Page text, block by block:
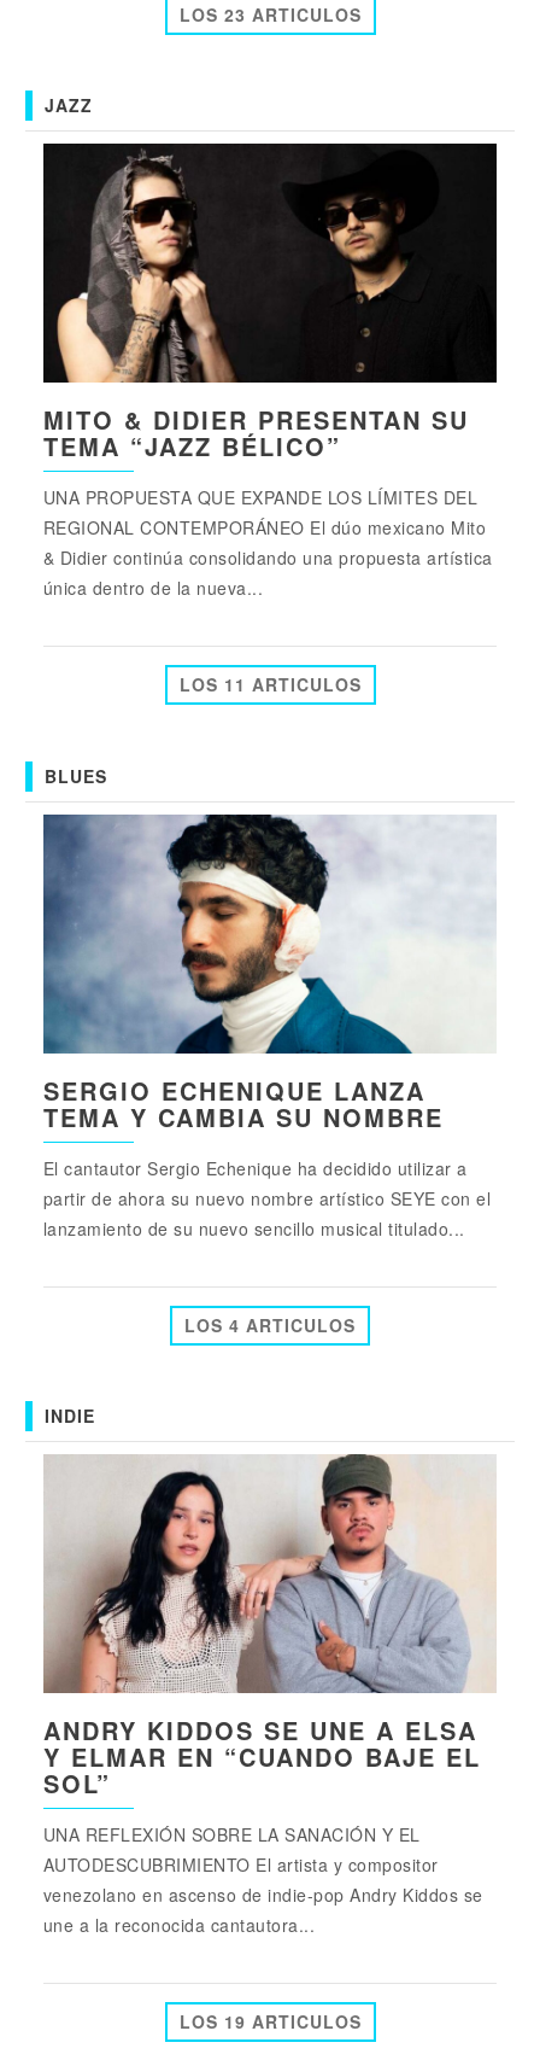
LOS 23 ARTICULOS
JAZZ
MITO & DIDIER PRESENTAN SU
TEMA “JAZZ BÉLICO”
UNA PROPUESTA QUE EXPANDE LOS LÍMITES DEL
REGIONAL CONTEMPORÁNEO El dúo mexicano Mito
& Didier continúa consolidando una propuesta artística
única dentro de la nueva...
LOS 11 ARTICULOS
BLUES
SERGIO ECHENIQUE LANZA
TEMA Y CAMBIA SU NOMBRE
El cantautor Sergio Echenique ha decidido utilizar a
partir de ahora su nuevo nombre artístico SEYE con el
lanzamiento de su nuevo sencillo musical titulado...
LOS 4 ARTICULOS
INDIE
ANDRY KIDDOS SE UNE A ELSA
Y ELMAR EN “CUANDO BAJE EL
SOL”
UNA REFLEXIÓN SOBRE LA SANACIÓN Y EL
AUTODESCUBRIMIENTO El artista y compositor
venezolano en ascenso de indie-pop Andry Kiddos se
une a la reconocida cantautora...
LOS 19 ARTICULOS